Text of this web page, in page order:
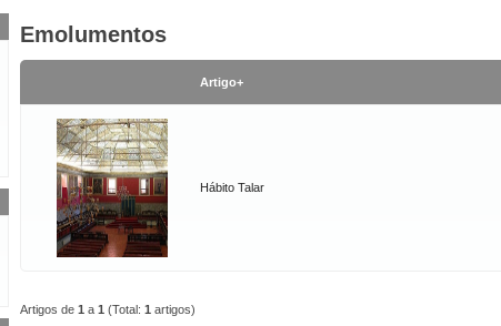
Emolumentos
Artigo+
Hábito Talar
Artigos de 1 a 1 (Total: 1 artigos)